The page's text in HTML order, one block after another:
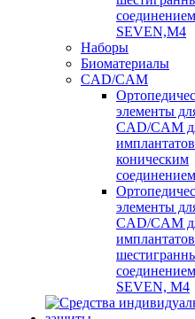
SEVEN,M4
Наборы
Биоматериалы
CAD/CAM
элементы
CAD/CAM
коническим
элементы
CAD/CAM
соединением
SEVEN, М4